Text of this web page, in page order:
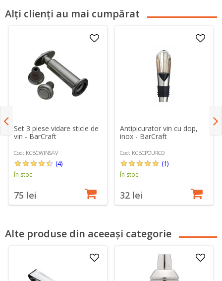
Alți clienți au mai cumpărat
Set 3 piese vidare sticle de
vin - BarCraft
Cod: KCBCWINSAV
(4)
În stoc
75 lei
Antipicurator vin cu dop,
inox - BarCraft
Cod: KCBCPOURCD
(1)
În stoc
32 lei
Alte produse din aceeași categorie